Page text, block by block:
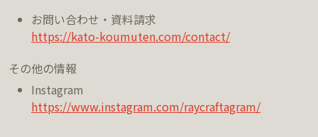
お問い合わせ・資料請求
https://kato-koumuten.com/contact/
その他の情報
Instagram
https://www.instagram.com/raycraftagram/